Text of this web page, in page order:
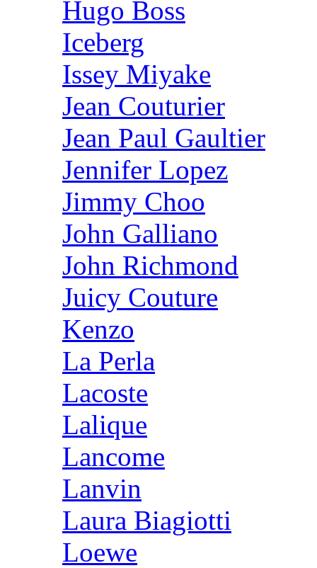
Hugo Boss
Iceberg
Issey Miyake
Jean Couturier
Jean Paul Gaultier
Jennifer Lopez
Jimmy Choo
John Galliano
John Richmond
Juicy Couture
Kenzo
La Perla
Lacoste
Lalique
Lancome
Lanvin
Laura Biagiotti
Loewe